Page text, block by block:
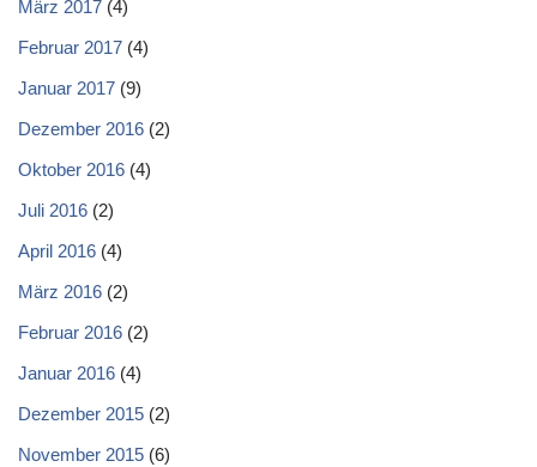
März 2017 (4)
Februar 2017 (4)
Januar 2017 (9)
Dezember 2016 (2)
Oktober 2016 (4)
Juli 2016 (2)
April 2016 (4)
März 2016 (2)
Februar 2016 (2)
Januar 2016 (4)
Dezember 2015 (2)
November 2015 (6)